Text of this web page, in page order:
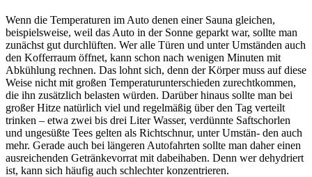
Wenn die Temperaturen im Auto denen einer Sauna gleichen,
beispielsweise, weil das Auto in der Sonne geparkt war, sollte man
zunächst gut durchlüften. Wer alle Türen und unter Umständen auch
den Kofferraum öffnet, kann schon nach wenigen Minuten mit
Abkühlung rechnen. Das lohnt sich, denn der Körper muss auf diese
Weise nicht mit großen Temperaturunterschieden zurechtkommen,
die ihn zusätzlich belasten würden. Darüber hinaus sollte man bei
großer Hitze natürlich viel und regelmäßig über den Tag verteilt
trinken – etwa zwei bis drei Liter Wasser, verdünnte Saftschorlen
und ungesüßte Tees gelten als Richtschnur, unter Umstän- den auch
mehr. Gerade auch bei längeren Autofahrten sollte man daher einen
ausreichenden Getränkevorrat mit dabeihaben. Denn wer dehydriert
ist, kann sich häufig auch schlechter konzentrieren.